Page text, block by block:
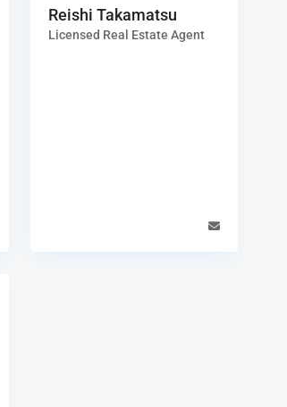
Reishi Takamatsu
Licensed Real Estate Agent